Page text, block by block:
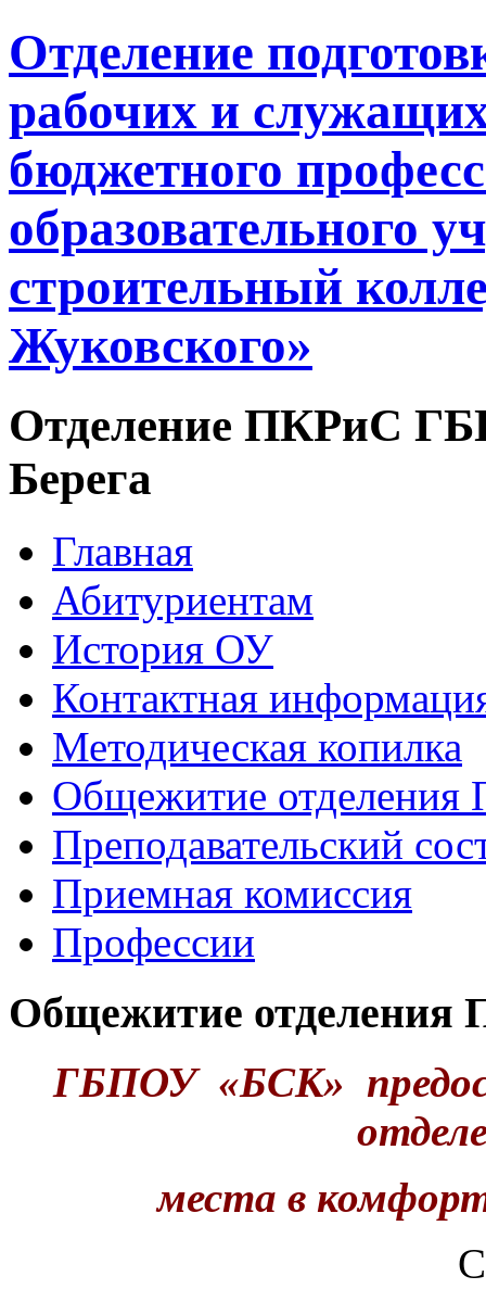
Отделение
рабочих и служащих
бюджетного
образовательного
строительный
Жуковского»
Отделение ПКРиС
Берега
Главная
Абитуриентам
История ОУ
Контактная
Методическая копилка
Общежитие
Преподавательский
Приемная комиссия
Профессии
Общежитие
ГБПОУ «БСК»
места в